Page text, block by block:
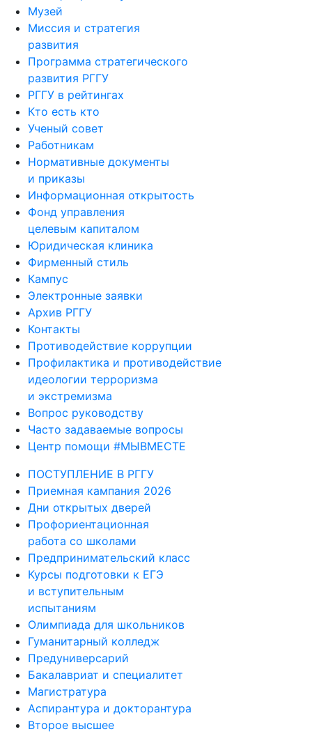
Миссия и стратегия
развития
Программа стратегического
развития РГГУ
РГГУ в рейтингах
Кто есть кто
Ученый совет
Работникам
Нормативные документы
и приказы
Информационная открытость
Фонд управления
целевым капиталом
Юридическая клиника
Фирменный стиль
Кампус
Электронные заявки
Архив РГГУ
Контакты
Противодействие коррупции
Профилактика и противодействие
идеологии терроризма
и экстремизма
Вопрос руководству
Часто задаваемые вопросы
Центр помощи #МЫВМЕСТЕ
ПОСТУПЛЕНИЕ В РГГУ
Приемная кампания 2026
Дни открытых дверей
Профориентационная
работа со школами
Предпринимательский класс
Курсы подготовки к ЕГЭ
и вступительным
испытаниям
Олимпиада для школьников
Гуманитарный колледж
Предуниверсарий
Бакалавриат и специалитет
Магистратура
Аспирантура и докторантура
Второе высшее
Дополнительное образование